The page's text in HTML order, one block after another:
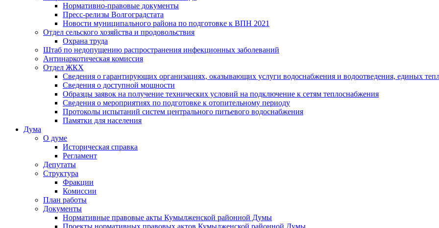
Нормативно-правовые документы
Пресс-релизы Волгоградстата
Новости муниципального района по подготовке к ВПН 2021
Отдел сельского хозяйства и продовольствия
Охрана труда
Штаб по недопущению распространения инфекционных заболеваний
Антинаркотическая комиссия
Отдел ЖКХ
Сведения о гарантирующих организациях, оказывающих услуги водоснабжения и водоотведения, единых
Сведения о доступной мощности
Образцы заявок на получение технических условий на подключение к сетям теплоснабжения
Сведения о мероприятиях по подготовке к отопительному периоду
Протоколы испытаний систем центрального питьевого водоснабжения
Памятки для населения
Дума
О думе
Историческая справка
Регламент
Депутаты
Структура
Фракции
Комиссии
План работы
Документы
Нормативные правовые акты Кумылженской районной Думы
Проекты нормативных правовых актов Кумылженской районной Думы